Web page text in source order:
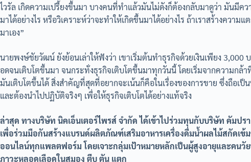
ไวรัล เกิดความเปรี้ยงขึ้นมา บางคนที่ทำแล้วมันไม่ดังก็ต้องกลับมาดูว่า มันมีค
มาได้อย่างไร หรือวิเคราะห์ว่าจะทำให้เกิดขึ้นมาได้อย่างไร ถ้าเราสร้างความ
มาเอง”
นายพงษ์ชัยวัฒน์ ยังย้อนเล่าให้ฟังว่า เขาเริ่มต้นทำธุรกิจด้วยเงินเพียง 3,000
อดจนเติบโตขึ้นมา จนกระทั่งธุรกิจเติบโตขึ้นมาทุกวันนี้ โดยเริ่มจากความกล้
มันเติบโตขึ้นได้ สิ่งสำคัญที่สุดที่อยากจะเน้นก็คือในเรื่องของการขาย ซึ่งถือเป็
และต้องนำไปปฏิบัติจริงๆ เพื่อให้ธุรกิจเติบโตได้อย่างแท้จริง
ล่าสุด ทางบริษัท นิคเอ็นเตอร์ไพรส์ จำกัด ได้เข้าไปร่วมทุนกับบริษัท คัมป
เพื่อร่วมมือกันสร้างแบรนด์ผลิตภัณฑ์เสริมอาหารเครื่องดื่มน้ำผลไม้สกัดเข้
ออนไลน์ทุกแพลตฟอร์ม โดยเจาะกลุ่มเป้าหมายหลักเป็นผู้สูงอายุและคนวั
ภาวะหลอดเลือดในสมอง ตีบ ตัน แตก